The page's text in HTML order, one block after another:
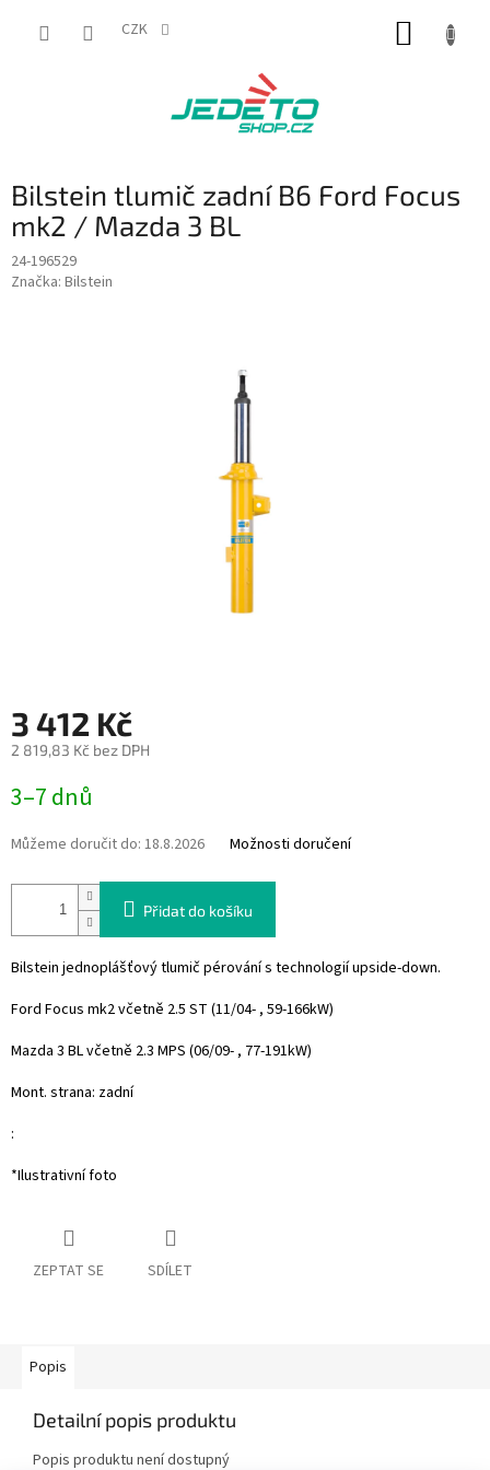
CZK
Bilstein tlumič zadní B6 Ford Focus
mk2 / Mazda 3 BL
24-196529
Značka: Bilstein
3 412 Kč
2 819,83 Kč bez DPH
cena:
3–7 dnů
Můžeme doručit do: 18.8.2026 Možnosti doručení
Přidat do košíku
Bilstein jednoplášťový tlumič pérování s technologií upside-down.
Ford Focus mk2 včetně 2.5 ST (11/04- , 59-166kW)
Mazda 3 BL včetně 2.3 MPS (06/09- , 77-191kW)
Mont. strana: zadní
:
*Ilustrativní foto
ZEPTAT SE SDÍLET
Popis
Detailní popis produktu
Popis produktu není dostupný